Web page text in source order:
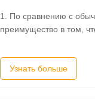
1. По сравнению с
преимущество в том,
функций. 2. он может
Узнать больше